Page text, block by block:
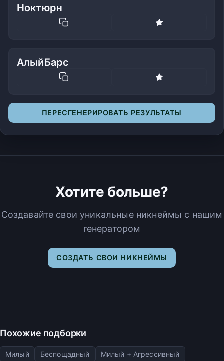
Ноктюрн
АлыйБарс
ПЕРЕСГЕНЕРИРОВАТЬ РЕЗУЛЬТАТЫ
Хотите больше?
Создавайте свои уникальные никнеймы с нашим
генератором
СОЗДАТЬ СВОИ НИКНЕЙМЫ
Похожие подборки
Милый Беспощадный
Милый + Агрессивный